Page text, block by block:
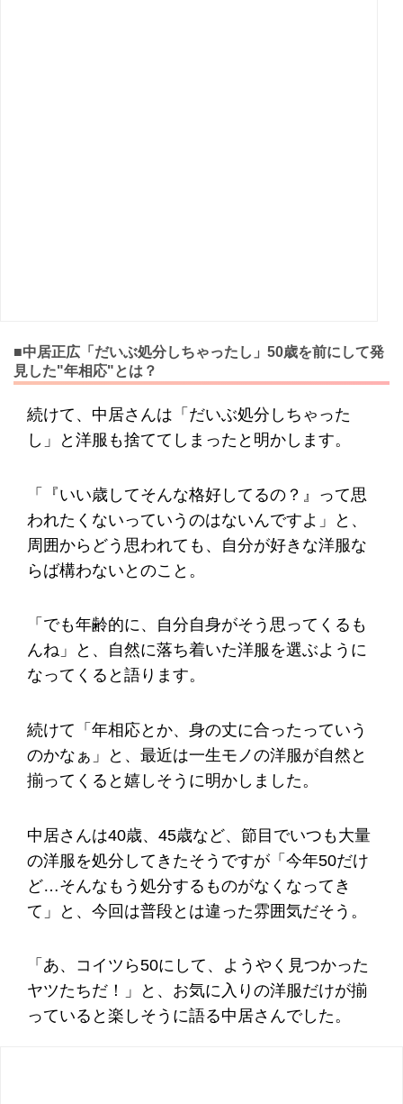
■中居正広「だいぶ処分しちゃったし」50歳を前にして発
見した"年相応"とは？
続けて、中居さんは「だいぶ処分しちゃった
し」と洋服も捨ててしまったと明かします。
「『いい歳してそんな格好してるの？』って思
われたくないっていうのはないんですよ」と、
周囲からどう思われても、自分が好きな洋服な
らば構わないとのこと。
「でも年齢的に、自分自身がそう思ってくるも
んね」と、自然に落ち着いた洋服を選ぶように
なってくると語ります。
続けて「年相応とか、身の丈に合ったっていう
のかなぁ」と、最近は一生モノの洋服が自然と
揃ってくると嬉しそうに明かしました。
中居さんは40歳、45歳など、節目でいつも大量
の洋服を処分してきたそうですが「今年50だけ
ど…そんなもう処分するものがなくなってき
て」と、今回は普段とは違った雰囲気だそう。
「あ、コイツら50にして、ようやく見つかった
ヤツたちだ！」と、お気に入りの洋服だけが揃
っていると楽しそうに語る中居さんでした。